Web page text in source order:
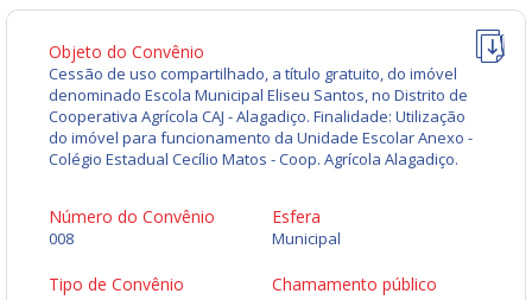
Objeto do Convênio
Cessão de uso compartilhado, a título gratuito, do imóvel
denominado Escola Municipal Eliseu Santos, no Distrito de
Cooperativa Agrícola CAJ - Alagadiço. Finalidade: Utilização
do imóvel para funcionamento da Unidade Escolar Anexo -
Colégio Estadual Cecílio Matos - Coop. Agrícola Alagadiço.
Número do Convênio
008
Esfera
Municipal
Tipo de Convênio Chamamento público